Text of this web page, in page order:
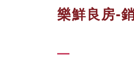
樂鮮良房-